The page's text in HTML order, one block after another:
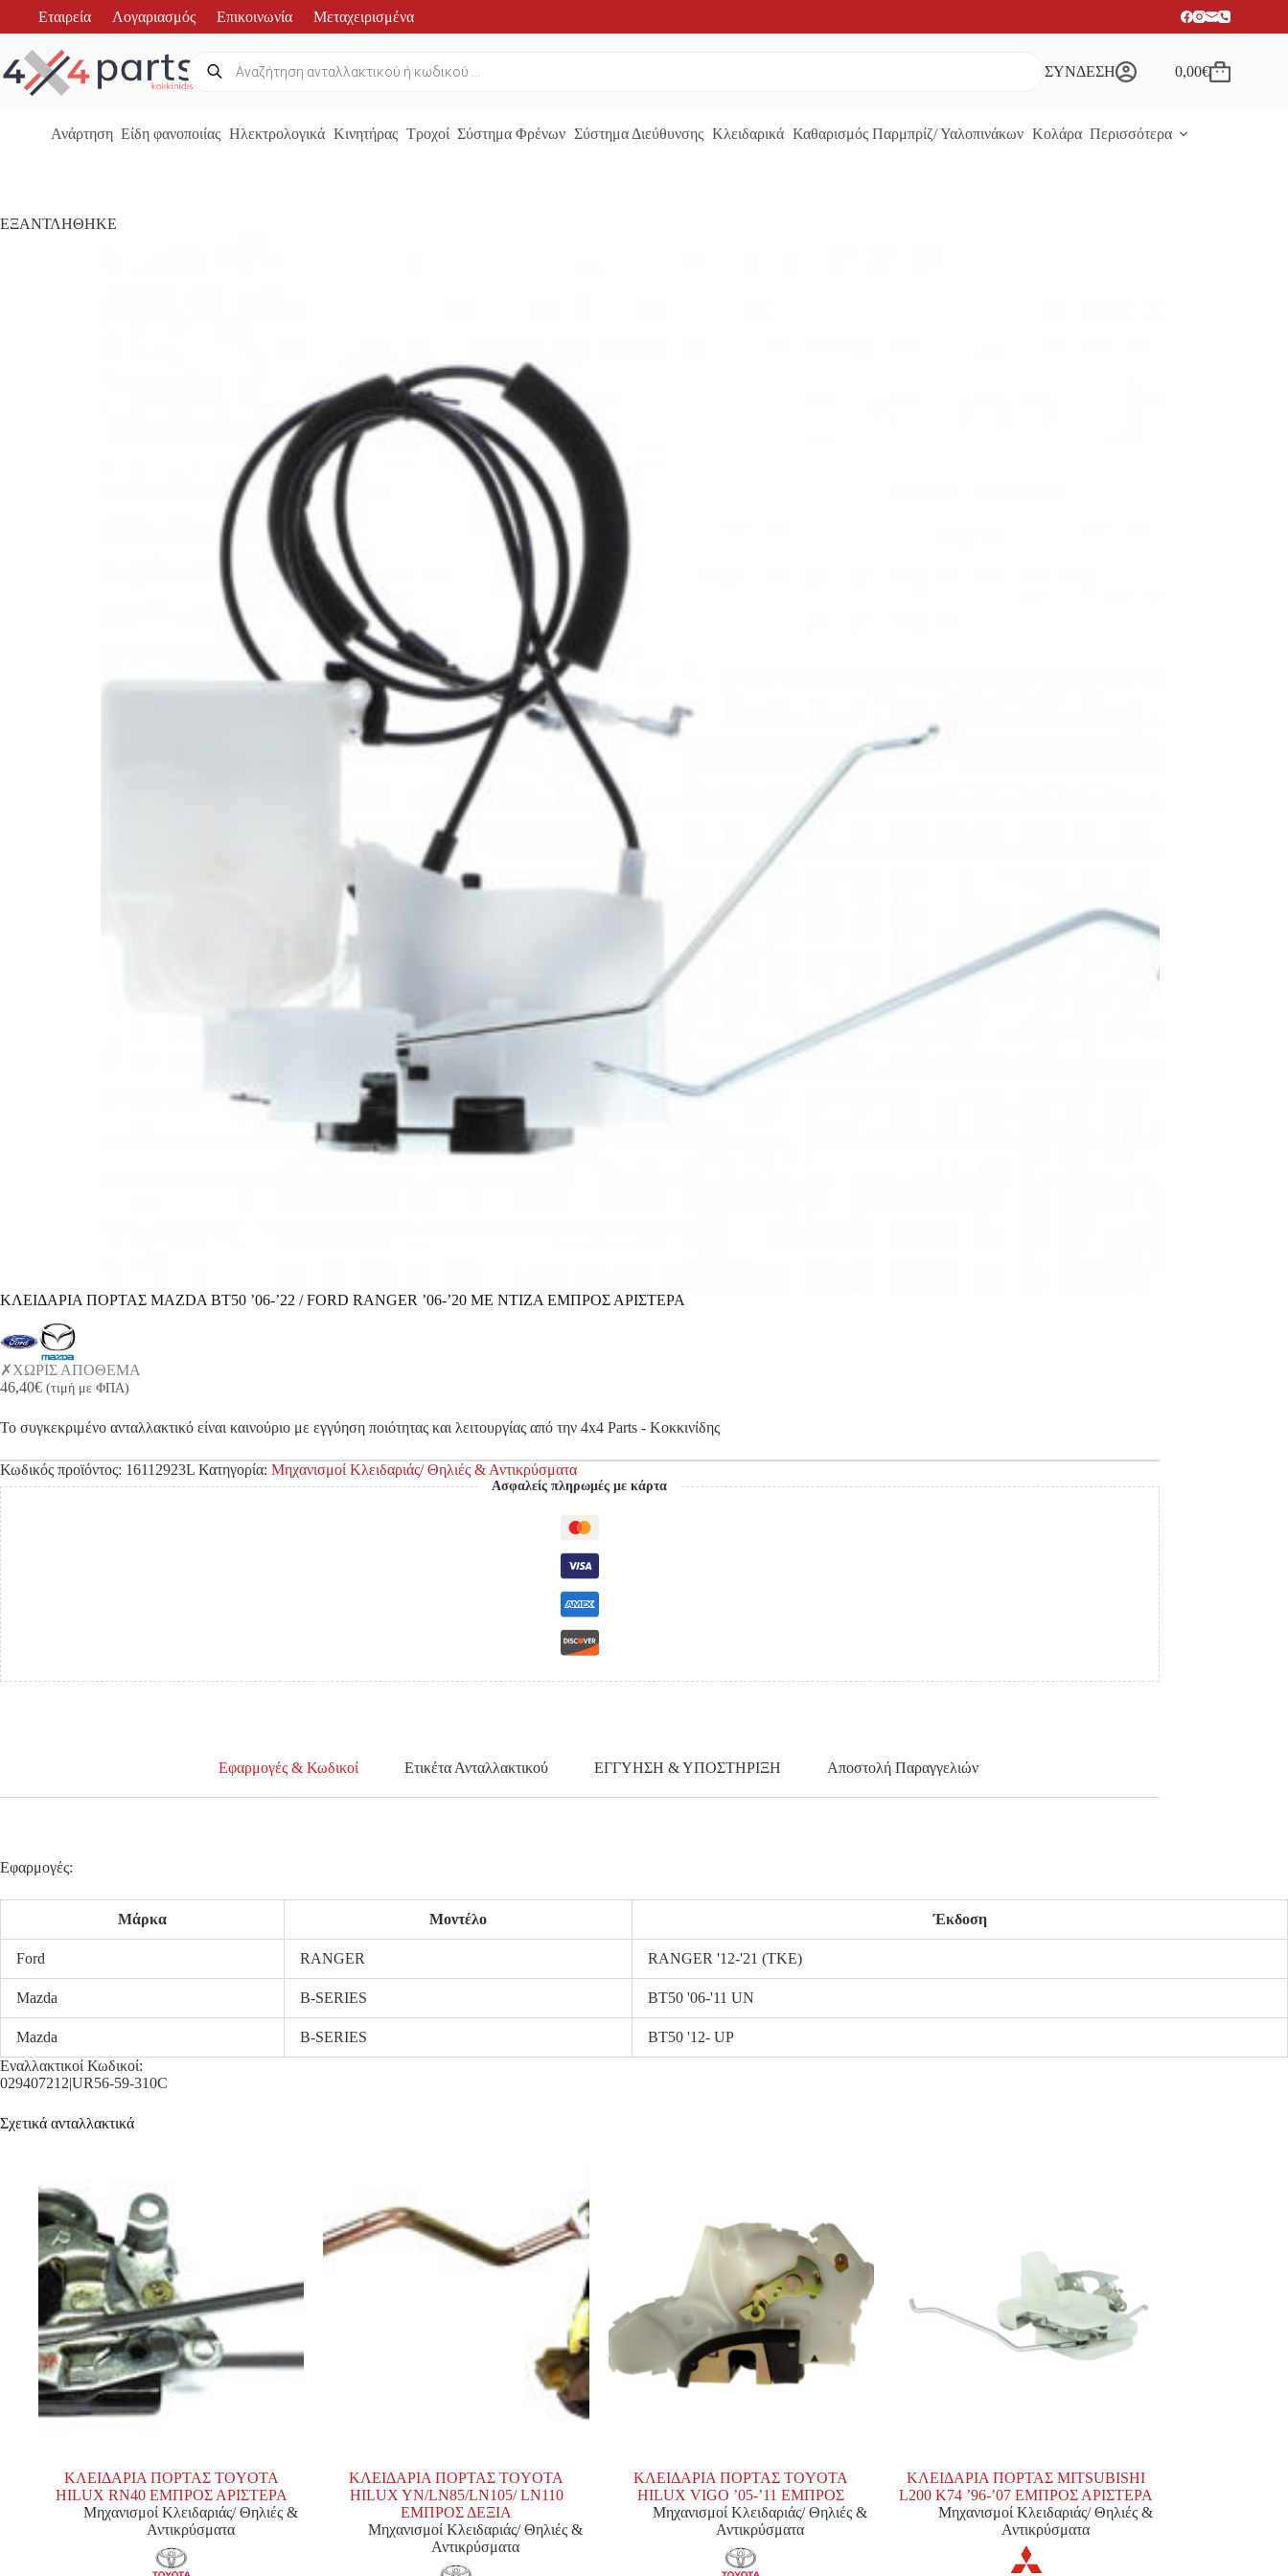
Εταιρεία Λογαριασμός Επικοινωνία Μεταχειρισμένα
Products
search
ΣΥΝΔΕΣΗ
Καλάθι
0,00€
Ανάρτηση Είδη φανοποιίας Ηλεκτρολογικά Κινητήρας Τροχοί Σύστημα Φρένων Σύστημα Διεύθυνσης Κλειδαρικά Καθαρισμός Παρμπρίζ/ Υαλοπινάκων Κολάρα Περισσότερα
ΕΞΑΝΤΛΗΘΗΚΕ
ΚΛΕΙΔΑΡΙΑ ΠΟΡΤΑΣ MAZDA BT50 ’06-’22 / FORD RANGER ’06-’20 ΜΕ ΝΤΙΖΑ ΕΜΠΡΟΣ ΑΡΙΣΤΕΡΑ
ΧΩΡΙΣ ΑΠΟΘΕΜΑ
46,40€ (τιμή με ΦΠΑ)
Το συγκεκριμένο ανταλλακτικό είναι καινούριο με εγγύηση ποιότητας και λειτουργίας από την 4x4 Parts - Κοκκινίδης
Κωδικός προϊόντος: 16112923L Κατηγορία: Μηχανισμοί Κλειδαριάς/ Θηλιές & Αντικρύσματα
Ασφαλείς πληρωμές με κάρτα
Εφαρμογές & Κωδικοί Ετικέτα Ανταλλακτικού ΕΓΓΥΗΣΗ & ΥΠΟΣΤΗΡΙΞΗ Αποστολή Παραγγελιών
Εφαρμογές:
Μάρκα Μοντέλο Έκδοση
Ford RANGER RANGER '12-'21 (TKE)
Mazda B-SERIES BT50 '06-'11 UN
Mazda B-SERIES
BT50 '12- UP
Εναλλακτικοί Κωδικοί:
029407212|UR56-59-310C
Σχετικά ανταλλακτικά
ΚΛΕΙΔΑΡΙΑ ΠΟΡΤΑΣ TOYOTA
HILUX RN40 ΕΜΠΡΟΣ ΑΡΙΣΤΕΡΑ
Μηχανισμοί Κλειδαριάς/ Θηλιές &
Αντικρύσματα
ΚΛΕΙΔΑΡΙΑ ΠΟΡΤΑΣ TOYOTA
HILUX YN/LN85/LN105/ LN110
ΕΜΠΡΟΣ ΔΕΞΙΑ
Μηχανισμοί Κλειδαριάς/ Θηλιές &
Αντικρύσματα
ΚΛΕΙΔΑΡΙΑ ΠΟΡΤΑΣ TOYOTA
HILUX VIGO ’05-’11 ΕΜΠΡΟΣ
Μηχανισμοί Κλειδαριάς/ Θηλιές &
Αντικρύσματα
ΚΛΕΙΔΑΡΙΑ ΠΟΡΤΑΣ MITSUBISHI
L200 K74 ’96-’07 ΕΜΠΡΟΣ ΑΡΙΣΤΕΡΑ
Μηχανισμοί Κλειδαριάς/ Θηλιές &
Αντικρύσματα